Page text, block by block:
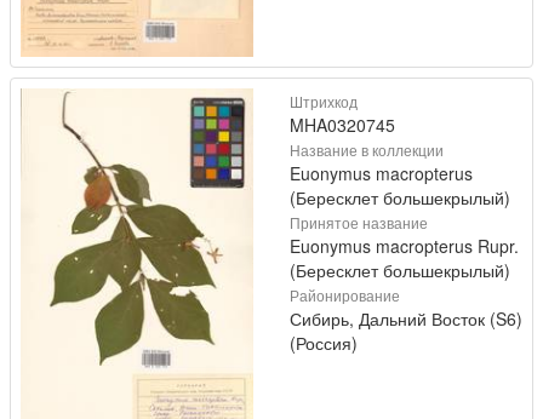
Штрихкод
MHA0320745
Название в коллекции
Euonymus macropterus
(Бересклет большекрылый)
Принятое название
Euonymus macropterus Rupr.
(Бересклет большекрылый)
Районирование
Сибирь, Дальний Восток (S6)
(Россия)